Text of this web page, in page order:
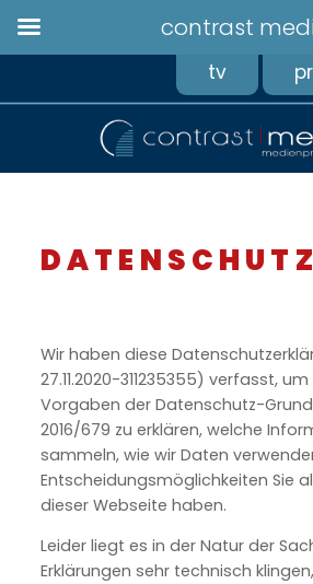
tv
DATENSCHUTZ
Wir haben diese
27.11.2020-311235355) verfasst,
Vorgaben der Datenschutz-
2016/679 zu erklären, welche
sammeln, wie wir Daten
Entscheidungsmöglichkeiten Sie
dieser Webseite haben.
Leider liegt es in der Natur der
Erklärungen sehr technisch
contrast